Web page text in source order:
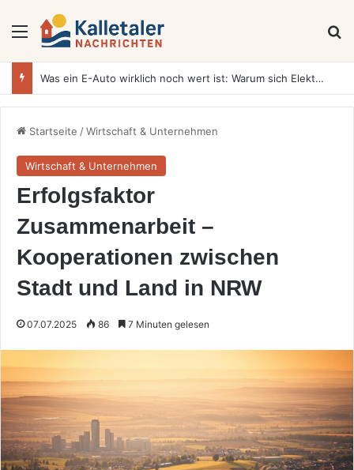
Menü
Was ein E-Auto wirklich noch wert ist: Warum sich Elektrofahrzeuge bei der Wertermittlung anders verhalten als Verbrenner
Startseite /Wirtschaft & Unternehmen
Wirtschaft & Unternehmen
Erfolgsfaktor
Zusammenarbeit –
Kooperationen zwischen
Stadt und Land in NRW
07.07.2025 86 7 Minuten gelesen